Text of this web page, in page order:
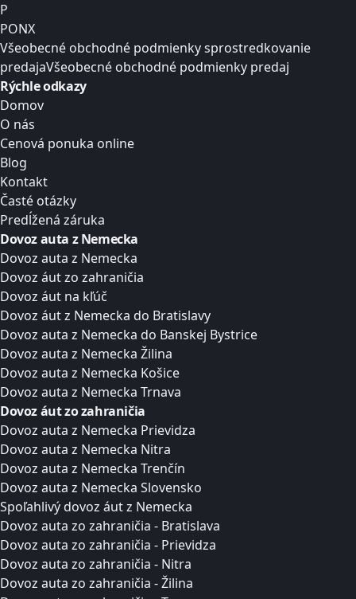
P
PONX
Všeobecné obchodné podmienky sprostredkovanie
predajaVšeobecné obchodné podmienky predaj
Rýchle odkazy
Domov
O nás
Cenová ponuka online
Blog
Kontakt
Časté otázky
Predĺžená záruka
Dovoz auta z Nemecka
Dovoz auta z Nemecka
Dovoz áut zo zahraničia
Dovoz áut na kľúč
Dovoz áut z Nemecka do Bratislavy
Dovoz auta z Nemecka do Banskej Bystrice
Dovoz auta z Nemecka Žilina
Dovoz auta z Nemecka Košice
Dovoz auta z Nemecka Trnava
Dovoz áut zo zahraničia
Dovoz auta z Nemecka Prievidza
Dovoz auta z Nemecka Nitra
Dovoz auta z Nemecka Trenčín
Dovoz auta z Nemecka Slovensko
Spoľahlivý dovoz áut z Nemecka
Dovoz auta zo zahraničia - Bratislava
Dovoz auta zo zahraničia - Prievidza
Dovoz auta zo zahraničia - Nitra
Dovoz auta zo zahraničia - Žilina